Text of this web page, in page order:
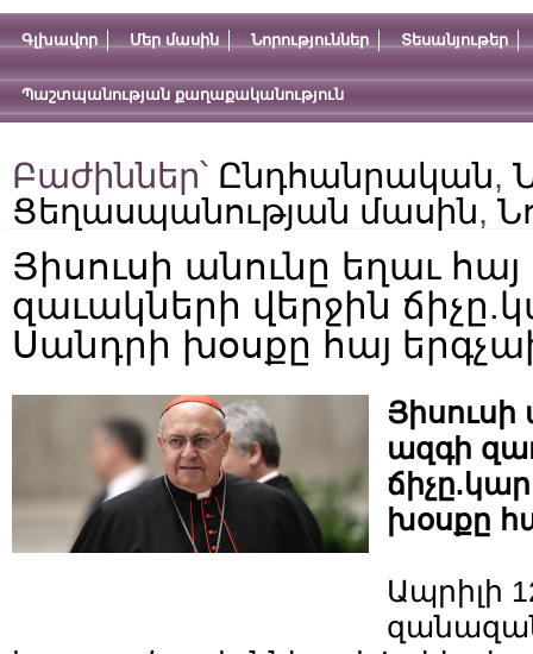
Գլխավոր Մեր մասին Նորություններ Տեսանյութեր
Պաշտպանության քաղաքականություն
Բաժիններ՝ Ընդհանրական,
Ցեղասպանության մասին,
Յիսուսի անունը եղաւ
զաւակների վերջին
Սանդրի խօսքը հայ
Յիսուսի
ազգի
խօսքը
Ապրիլի